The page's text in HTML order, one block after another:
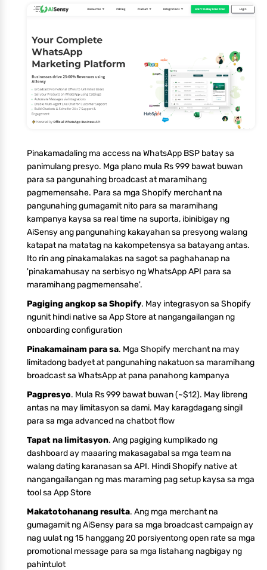
Pinakamadaling ma access na WhatsApp BSP batay sa
panimulang presyo. Mga plano mula Rs 999 bawat buwan
para sa pangunahing broadcast at maramihang
pagmemensahe. Para sa mga Shopify merchant na
pangunahing gumagamit nito para sa maramihang
kampanya kaysa sa real time na suporta, ibinibigay ng
AiSensy ang pangunahing kakayahan sa presyong walang
katapat na matatag na kakompetensya sa batayang antas.
Ito rin ang pinakamalakas na sagot sa paghahanap na
'pinakamahusay na serbisyo ng WhatsApp API para sa
maramihang pagmemensahe'.
Pagiging angkop sa Shopify. May integrasyon sa Shopify
ngunit hindi native sa App Store at nangangailangan ng
onboarding configuration
Pinakamainam para sa. Mga Shopify merchant na may
limitadong badyet at pangunahing nakatuon sa maramihang
broadcast sa WhatsApp at pana panahong kampanya
Pagpresyo. Mula Rs 999 bawat buwan (~$12). May libreng
antas na may limitasyon sa dami. May karagdagang singil
para sa mga advanced na chatbot flow
Tapat na limitasyon. Ang pagiging kumplikado ng
dashboard ay maaaring makasagabal sa mga team na
walang dating karanasan sa API. Hindi Shopify native at
nangangailangan ng mas maraming pag setup kaysa sa mga
tool sa App Store
Makatotohanang resulta. Ang mga merchant na
gumagamit ng AiSensy para sa mga broadcast campaign ay
nag uulat ng 15 hanggang 20 porsiyentong open rate sa mga
promotional message para sa mga listahang nagbigay ng
pahintulot